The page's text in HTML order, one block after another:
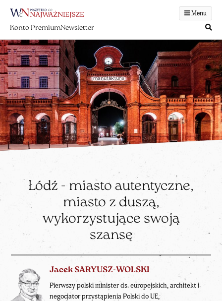
Menu
Konto PremiumNewsletter
Łódź - miasto autentyczne,
miasto z duszą,
wykorzystujące swoją
szansę
Jacek SARYUSZ-WOLSKI
Pierwszy polski minister ds. europejskich, architekt i
negocjator przystąpienia Polski do UE,